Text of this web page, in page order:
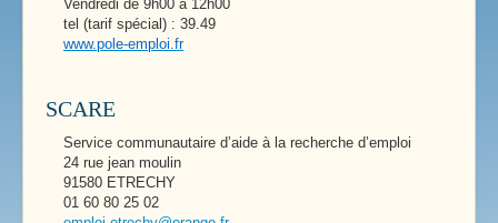
Vendredi de 9h00 à 12h00
tel (tarif spécial) : 39.49
www.pole-emploi.fr
SCARE
Service communautaire d’aide à la recherche d’emploi
24 rue jean moulin
91580 ETRECHY
01 60 80 25 02